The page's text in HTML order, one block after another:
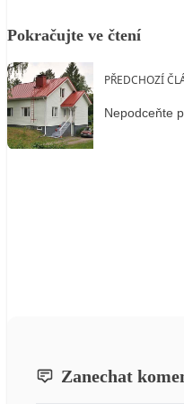
Pokračujte ve čtení
PŘEDCHOZÍ
Nepodceňte
Zanechat